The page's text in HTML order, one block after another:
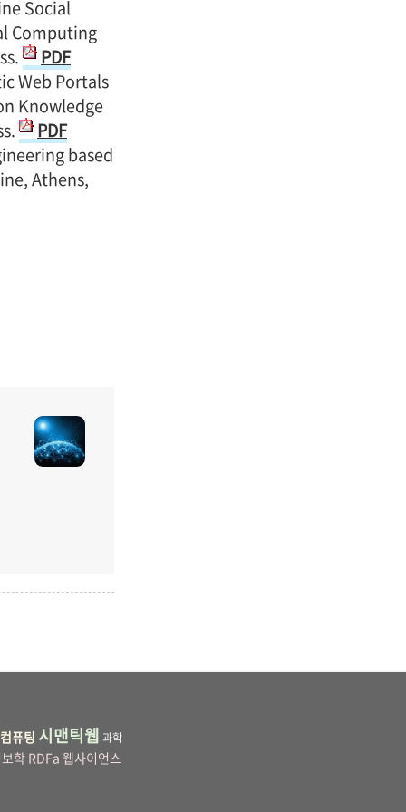
Social
Computing
PDF
Web Portals
Knowledge
PDF
based
Athens,
퓨팅 시맨틱웹 과학
학 RDFa 웹사이언스